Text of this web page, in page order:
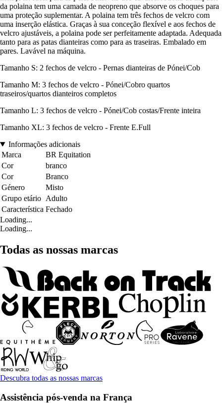
da polaina tem uma camada de neopreno que absorve os choques para
uma proteção suplementar. A polaina tem três fechos de velcro com
uma inserção elástica. Graças à sua conceção flexível e aos fechos de
velcro ajustáveis, a polaina pode ser perfeitamente adaptada. Adequada
tanto para as patas dianteiras como para as traseiras. Embalado em
pares. Lavável na máquina.
Tamanho S: 2 fechos de velcro - Pernas dianteiras de Pónei/Cob
Tamanho M: 3 fechos de velcro - Pónei/Cobro quartos
traseiros/quartos dianteiros completos
Tamanho L: 3 fechos de velcro - Pónei/Cob costas/Frente inteira
Tamanho XL: 3 fechos de velcro - Frente E.Full
Informações adicionais
Marca
BR Equitation
Cor
branco
Cor
Branco
Género
Misto
Grupo etário Adulto
Característica Fechado
Loading...
Loading...
Todas as nossas marcas
Descubra todas as nossas marcas
Assistência pós-venda na França